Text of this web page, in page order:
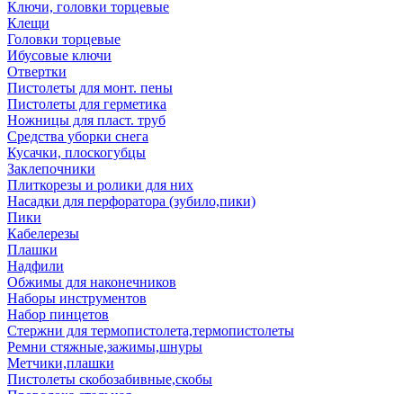
Ключи, головки торцевые
Клещи
Головки торцевые
Ибусовые ключи
Отвертки
Пистолеты для монт. пены
Пистолеты для герметика
Ножницы для пласт. труб
Средства уборки снега
Кусачки, плоскогубцы
Заклепочники
Плиткорезы и ролики для них
Насадки для перфоратора (зубило,пики)
Пики
Кабелерезы
Плашки
Надфили
Обжимы для наконечников
Наборы инструментов
Набор пинцетов
Стержни для термопистолета,термопистолеты
Ремни стяжные,зажимы,шнуры
Метчики,плашки
Пистолеты скобозабивные,скобы